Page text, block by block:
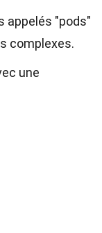
appelés "pods"
complexes.
une